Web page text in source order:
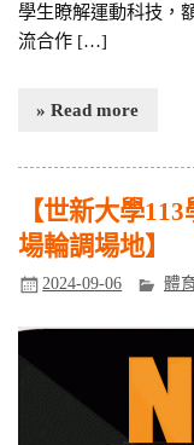
學生瞭解運動科技，
流合作 […]
» Read more
【世新大學
場輪調場地】
2024-09-06 體